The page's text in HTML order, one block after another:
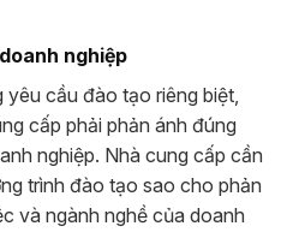
nghiệp
cầu đào tạo riêng biệt,
cấp phải phản ánh đúng
nghiệp. Nhà cung cấp cần
trình đào tạo sao cho phản
và ngành nghề của doanh